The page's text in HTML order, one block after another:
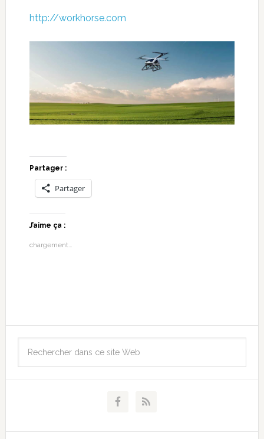
http://workhorse.com
Partager :
Partager
J’aime ça :
chargement…